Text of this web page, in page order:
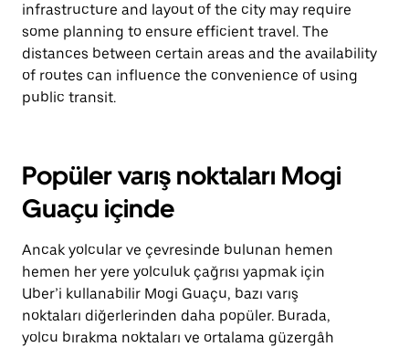
infrastructure and layout of the city may require
some planning to ensure efficient travel. The
distances between certain areas and the availability
of routes can influence the convenience of using
public transit.
Popüler varış noktaları Mogi
Guaçu içinde
Ancak yolcular ve çevresinde bulunan hemen
hemen her yere yolculuk çağrısı yapmak için
Uber’i kullanabilir Mogi Guaçu, bazı varış
noktaları diğerlerinden daha popüler. Burada,
yolcu bırakma noktaları ve ortalama güzergâh